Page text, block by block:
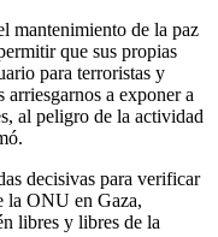
mantenimiento de la paz
que sus propias
para terroristas y
a exponer a
al peligro de la actividad
decisivas para verificar
la ONU en Gaza,
libres y libres de la